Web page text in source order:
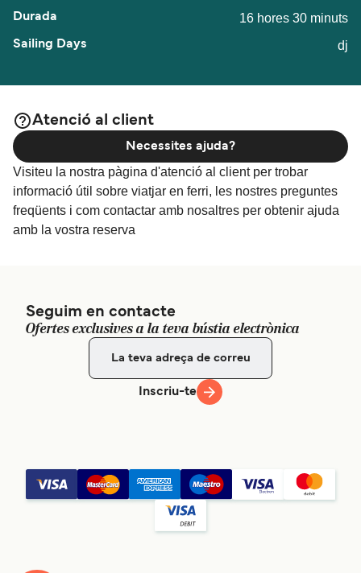
16 hores 30 minuts
dj
Atenció al client
Visiteu la nostra pàgina d'atenció al client per trobar
informació útil sobre viatjar en ferri, les nostres preguntes
freqüents i com contactar amb nosaltres per obtenir ajuda
amb la vostra reserva
Necessites ajuda?
Seguim en contacte
Ofertes exclusives a la teva bústia electrònica
Inscriu-te